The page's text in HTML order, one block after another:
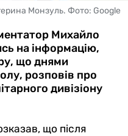
Монзуль. Фото: Google
Михайло
на інформацію,
що днями
розповів про
дивізіону
що після